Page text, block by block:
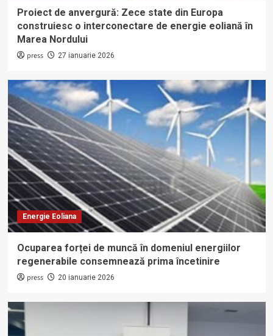
Proiect de anvergură: Zece state din Europa
construiesc o interconectare de energie eoliană în
Marea Nordului
press 27 ianuarie 2026
Energie Eoliana
Ocuparea forței de muncă în domeniul energiilor
regenerabile consemnează prima încetinire
press 20 ianuarie 2026